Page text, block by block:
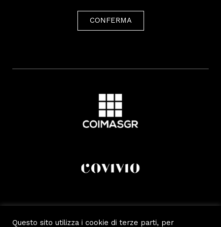
CONFERMA
Questo sito utilizza i cookie di terze parti, per